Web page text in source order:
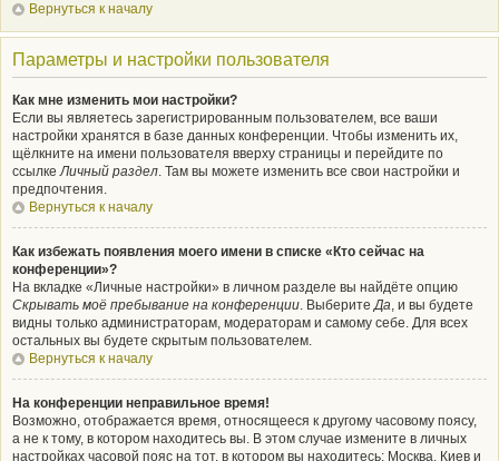
Вернуться к началу
Параметры и настройки пользователя
Как мне изменить мои настройки?
Если вы являетесь зарегистрированным пользователем, все ваши
настройки хранятся в базе данных конференции. Чтобы изменить их,
щёлкните на имени пользователя вверху страницы и перейдите по
ссылкеЛичный раздел. Там вы можете изменить все свои настройки и
предпочтения.
Вернуться к началу
Как избежать появления моего имени в списке «Кто сейчас на
конференции»?
На вкладке «Личные настройки» в личном разделе вы найдёте опцию
Скрывать моё пребывание на конференции. ВыберитеДа, и вы будете
видны только администраторам, модераторам и самому себе. Для всех
остальных вы будете скрытым пользователем.
Вернуться к началу
На конференции неправильное время!
Возможно, отображается время, относящееся к другому часовому поясу,
а не к тому, в котором находитесь вы. В этом случае измените в личных
настройках часовой пояс на тот, в котором вы находитесь: Москва, Киев и